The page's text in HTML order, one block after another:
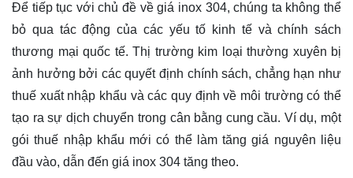
Để tiếp tục với chủ đề về giá inox 304, chúng ta không thể
bỏ qua tác động của các yếu tố kinh tế và chính sách
thương mại quốc tế. Thị trường kim loại thường xuyên bị
ảnh hưởng bởi các quyết định chính sách, chẳng hạn như
thuế xuất nhập khẩu và các quy định về môi trường có thể
tạo ra sự dịch chuyển trong cân bằng cung cầu. Ví dụ, một
gói thuế nhập khẩu mới có thể làm tăng giá nguyên liệu
đầu vào, dẫn đến giá inox 304 tăng theo.